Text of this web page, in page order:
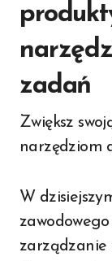
zadań
Zwiększ
narzędziom
W
zarządzanie